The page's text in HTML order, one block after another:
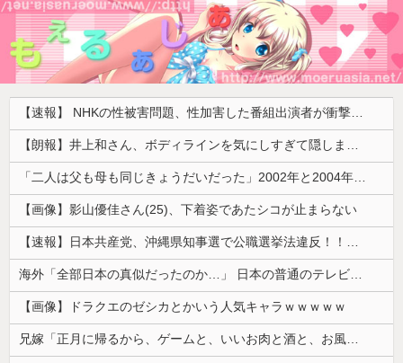
【速報】 NHKの性被害問題、性加害した番組出演者が衝撃告白！
【朗報】井上和さん、ボディラインを気にしすぎて隠しまくってしまう
「二人は父も母も同じきょうだいだった」2002年と2004年、別々に養子に迎えられた男の子と女の子が受けたDNA検査
【画像】影山優佳さん(25)、下着姿であたシコが止まらない
【速報】日本共産党、沖縄県知事選で公職選挙法違反！！！ 110番通報されても辞全くめない件
海外「全部日本の真似だったのか…」 日本の普通のテレビ番組が最新SNSの数十年先を行っていたと話題に
【画像】ドラクエのゼシカとかいう人気キャラｗｗｗｗｗ
兄嫁「正月に帰るから、ゲームと、いいお肉と酒と、お風呂グッズの準備しとけよ」寝起きの私「知るかボケ」兄嫁「キィィィィー！！！！」私「あ…」